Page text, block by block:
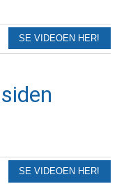
SE VIDEOEN HER!
SE VIDEOEN HER!